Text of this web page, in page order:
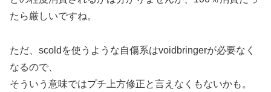
たら厳しいですね。
ただ、scoldを使うような自傷系はvoidbringerが必要なく
なるので、
そういう意味ではプチ上方修正と言えなくもないかも。